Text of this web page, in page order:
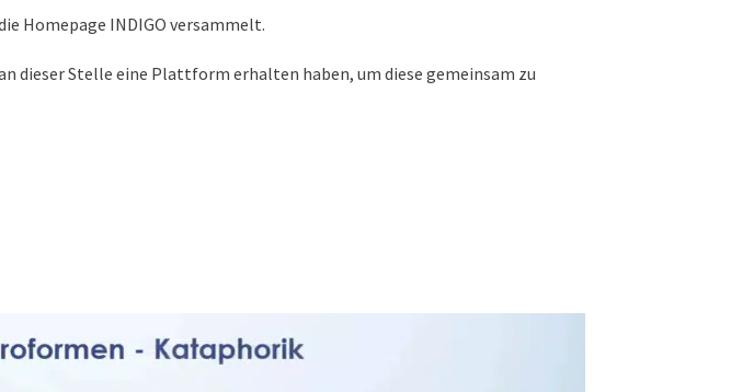
Homepage INDIGO versammelt.
dieser Stelle eine Plattform erhalten haben, um diese gemeinsam zu